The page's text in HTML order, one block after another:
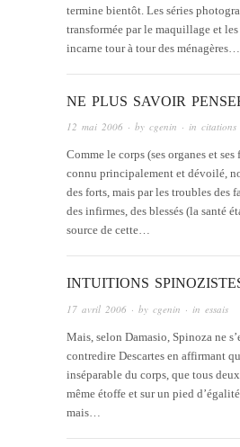
termine bientôt. Les séries
transformée par le maquillage et
incarne tour à tour des ménagères…
NE PLUS SAVOIR
12 mai 2006 · by cgenin · in citations
Comme le corps (ses organes et
connu principalement et dévoilé,
des forts, mais par les troubles des
des infirmes, des blessés (la santé
source de cette…
INTUITIONS
17 avril 2006 · by cgenin · in essais
Mais, selon Damasio, Spinoza ne
contredire Descartes en affirmant
inséparable du corps, que tous
même étoffe et sur un pied
mais…